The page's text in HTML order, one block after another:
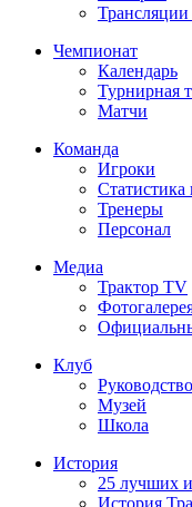
Трансляции
Чемпионат
Календарь
Турнирная
Матчи
Команда
Игроки
Статистика
Тренеры
Персонал
Медиа
Трактор TV
Клуб
Руководство
Музей
Школа
История
25 лучших
История